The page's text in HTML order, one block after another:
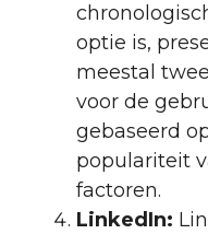
optie is,
meestal
voor de
gebaseerd
populariteit
factoren.
LinkedIn: